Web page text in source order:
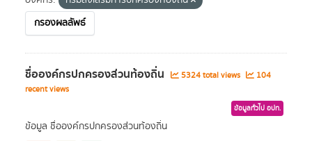
กรองผลลัพธ์
ชื่อองค์กรปกครองส่วนท้องถิ่น 5324 total views
104
recent views
ข้อมูลทั่วไป อปท.
ข้อมูล ชื่อองค์กรปกครองส่วนท้องถิ่น